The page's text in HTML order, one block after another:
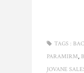
TAGS :
PARAMIRM,
JOVANE